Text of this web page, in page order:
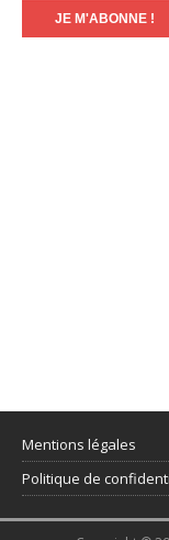
Mentions légales
Politique de